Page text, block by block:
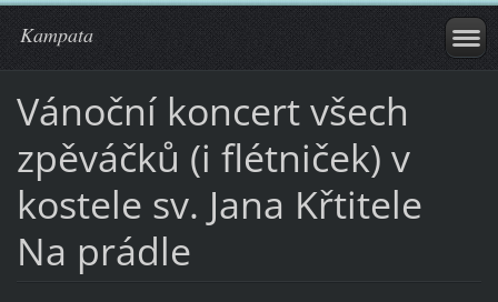
Kampata
Vánoční koncert všech
zpěváčků (i flétniček) v
kostele sv. Jana Křtitele
Na prádle